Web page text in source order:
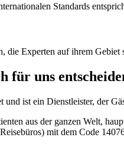
Standards
die Experten auf ihrem Gebiet
für uns
ist ein Dienstleister, der
aus der ganzen Welt,
mit dem Code